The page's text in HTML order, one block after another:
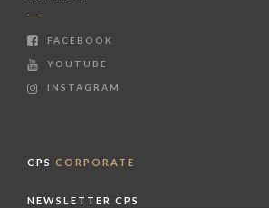
FACEBOOK
YOUTUBE
INSTAGRAM
CPS CORPORATE
NEWSLETTER CPS